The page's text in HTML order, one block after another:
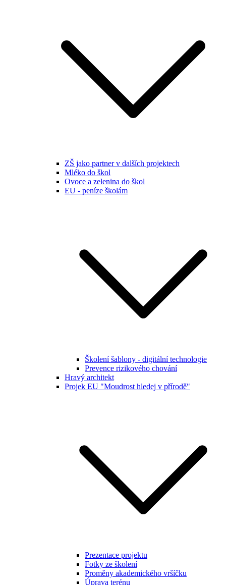
ZŠ jako partner v dalších projektech
Mléko do škol
Ovoce a zelenina do škol
EU - peníze školám
Školení šablony - digitální technologie
Prevence rizikového chování
Hravý architekt
Projek EU "Moudrost hledej v přírodě"
Prezentace projektu
Fotky ze školení
Proměny akademického vršíčku
Úprava terénu